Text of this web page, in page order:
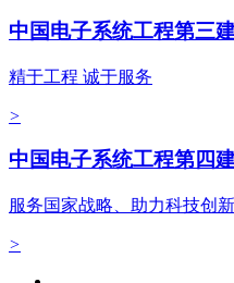
中国电子系统工程第三
精于工程 诚于服务
>
中国电子系统工程第四
服务国家战略、助力科技创
>